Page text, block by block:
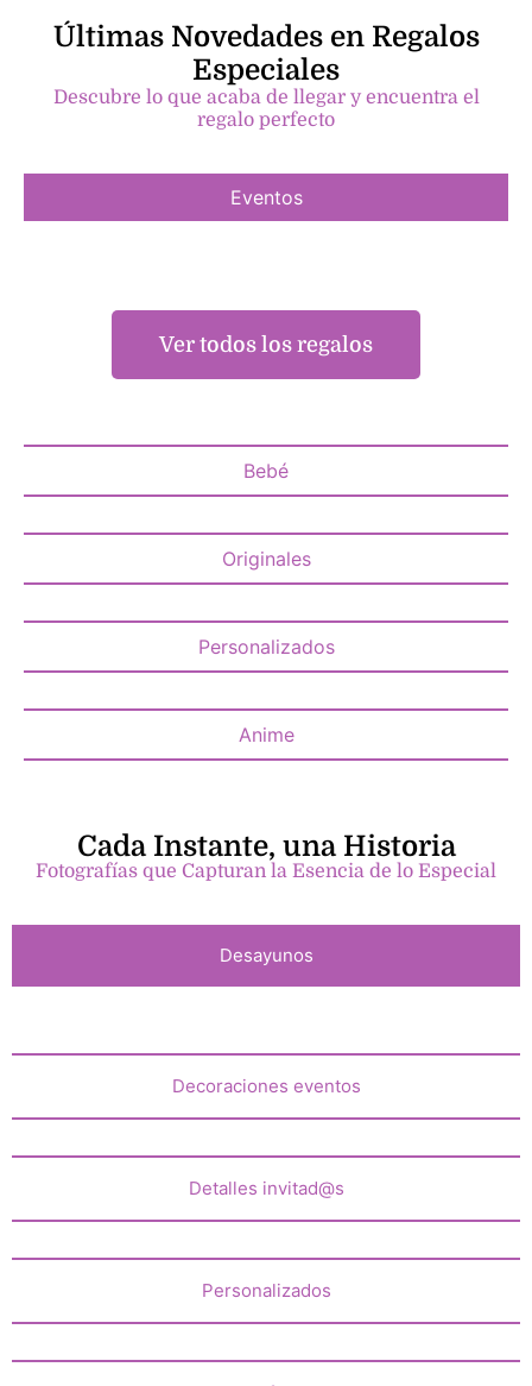
Últimas Novedades en Regalos
Especiales
Descubre lo que acaba de llegar y encuentra el
regalo perfecto
Eventos
Bebé
Originales
Personalizados
Anime
Ver todos los regalos
Cada Instante, una Historia
Fotografías que Capturan la Esencia de lo Especial
Desayunos
Decoraciones eventos
Detalles invitad@s
Personalizados